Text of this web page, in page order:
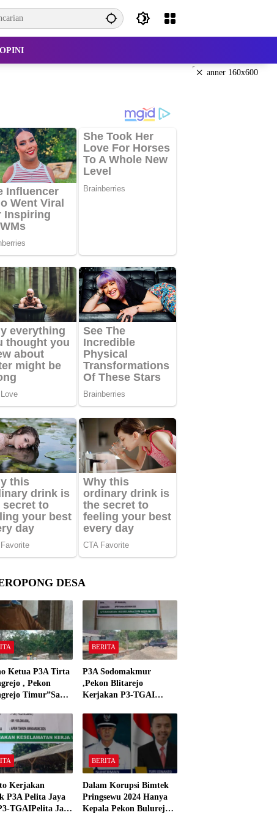
OPINI
×
DESA
Ketua P3A Tirta
, Pekon
Timur”Saya
Kantor Camat
Tahun 2000″
BERITA
P3A Sodomakmur
,Pekon Blitarejo
Kerjakan P3-TGAI
Spesifikasinya
Kerjakan
P3A Pelita Jaya
TGAIPelita Jaya
BERITA
Dalam Korupsi Bimtek
Pringsewu 2024 Hanya
Kepala Pekon Bulurejo